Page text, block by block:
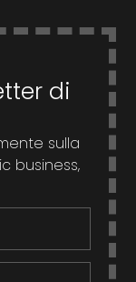
di
sulla
business,